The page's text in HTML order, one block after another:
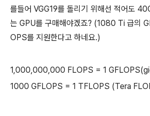
를들어 VGG19를 돌리기 위해선 적어도
는 GPU를 구매해야겠죠? (1080 Ti 급의
OPS를 지원한다고 하네요.)
1,000,000,000 FLOPS = 1
1000 GFLOPS = 1 TFLOPS (Tera